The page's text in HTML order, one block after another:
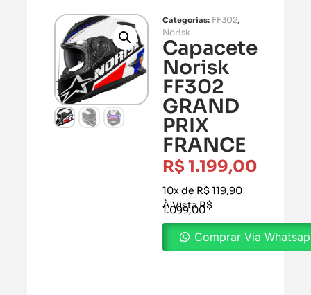
Categorias: FF302,
Norisk
Capacete
Norisk
FF302
GRAND
PRIX
FRANCE
R$1.199,00
10x de R$ 119,90
À Vista R$
1.099,00
Comprar Via